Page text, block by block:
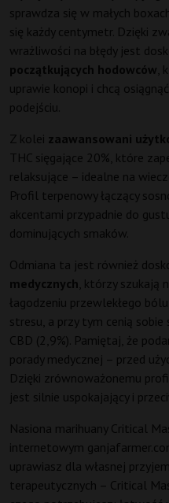
sprawdza się w małych
się każdy centymetr. Dzięki
wrażliwości na błędy jest
początkujących hodowców
uprawie konopi i chcą
podejściu.
Z kolei zaawansowani
THC sięgające 20%, które
relaksujące – idealne na
Profil terpenowy łączący
akcentami przypadnie do
dominujących smaków.
Odmiana ta jest również
medycznych , którzy szukają
łagodzeniu przewlekłego
stresu, a przy tym cenią
CBD (2,9%). Pamiętaj, że
porady medycznej – przed
Dzięki zrównoważonemu
jest silnie uspokajający i
Nasiona marihuany Critical
internetowym
uprawiasz dla własnej
terapeutycznych – Critical